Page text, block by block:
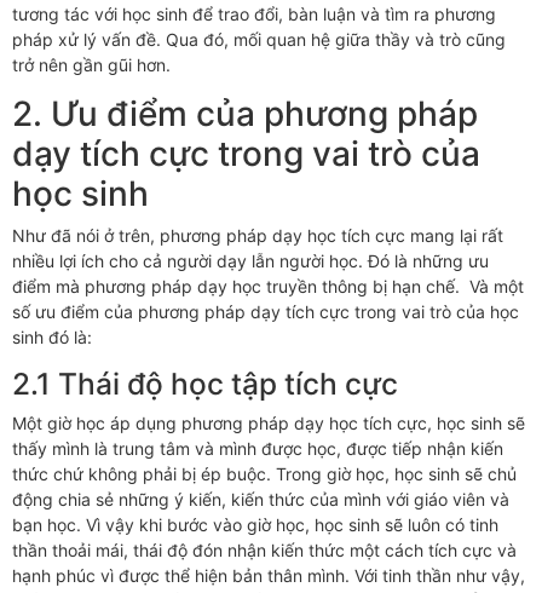
tương tác với học sinh để trao đổi, bàn luận và tìm ra phương
pháp xử lý vấn đề. Qua đó, mối quan hệ giữa thầy và trò cũng
trở nên gần gũi hơn.
2. Ưu điểm của phương pháp
dạy tích cực trong vai trò của
học sinh
Như đã nói ở trên, phương pháp dạy học tích cực mang lại rất
nhiều lợi ích cho cả người dạy lẫn người học. Đó là những ưu
điểm mà phương pháp dạy học truyền thông bị hạn chế. Và một
số ưu điểm của phương pháp dạy tích cực trong vai trò của học
sinh đó là:
2.1 Thái độ học tập tích cực
Một giờ học áp dụng phương pháp dạy học tích cực, học sinh sẽ
thấy mình là trung tâm và mình được học, được tiếp nhận kiến
thức chứ không phải bị ép buộc. Trong giờ học, học sinh sẽ chủ
động chia sẻ những ý kiến, kiến thức của mình với giáo viên và
bạn học. Vì vậy khi bước vào giờ học, học sinh sẽ luôn có tinh
thần thoải mái, thái độ đón nhận kiến thức một cách tích cực và
hạnh phúc vì được thể hiện bản thân mình. Với tinh thần như vậy,